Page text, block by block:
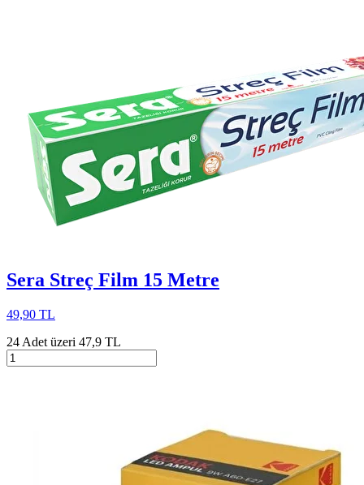
Sera Streç Film 15 Metre
49,90 TL
24 Adet üzeri 47,9 TL